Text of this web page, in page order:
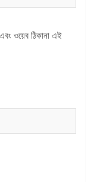
ওয়েব ঠিকানা এই